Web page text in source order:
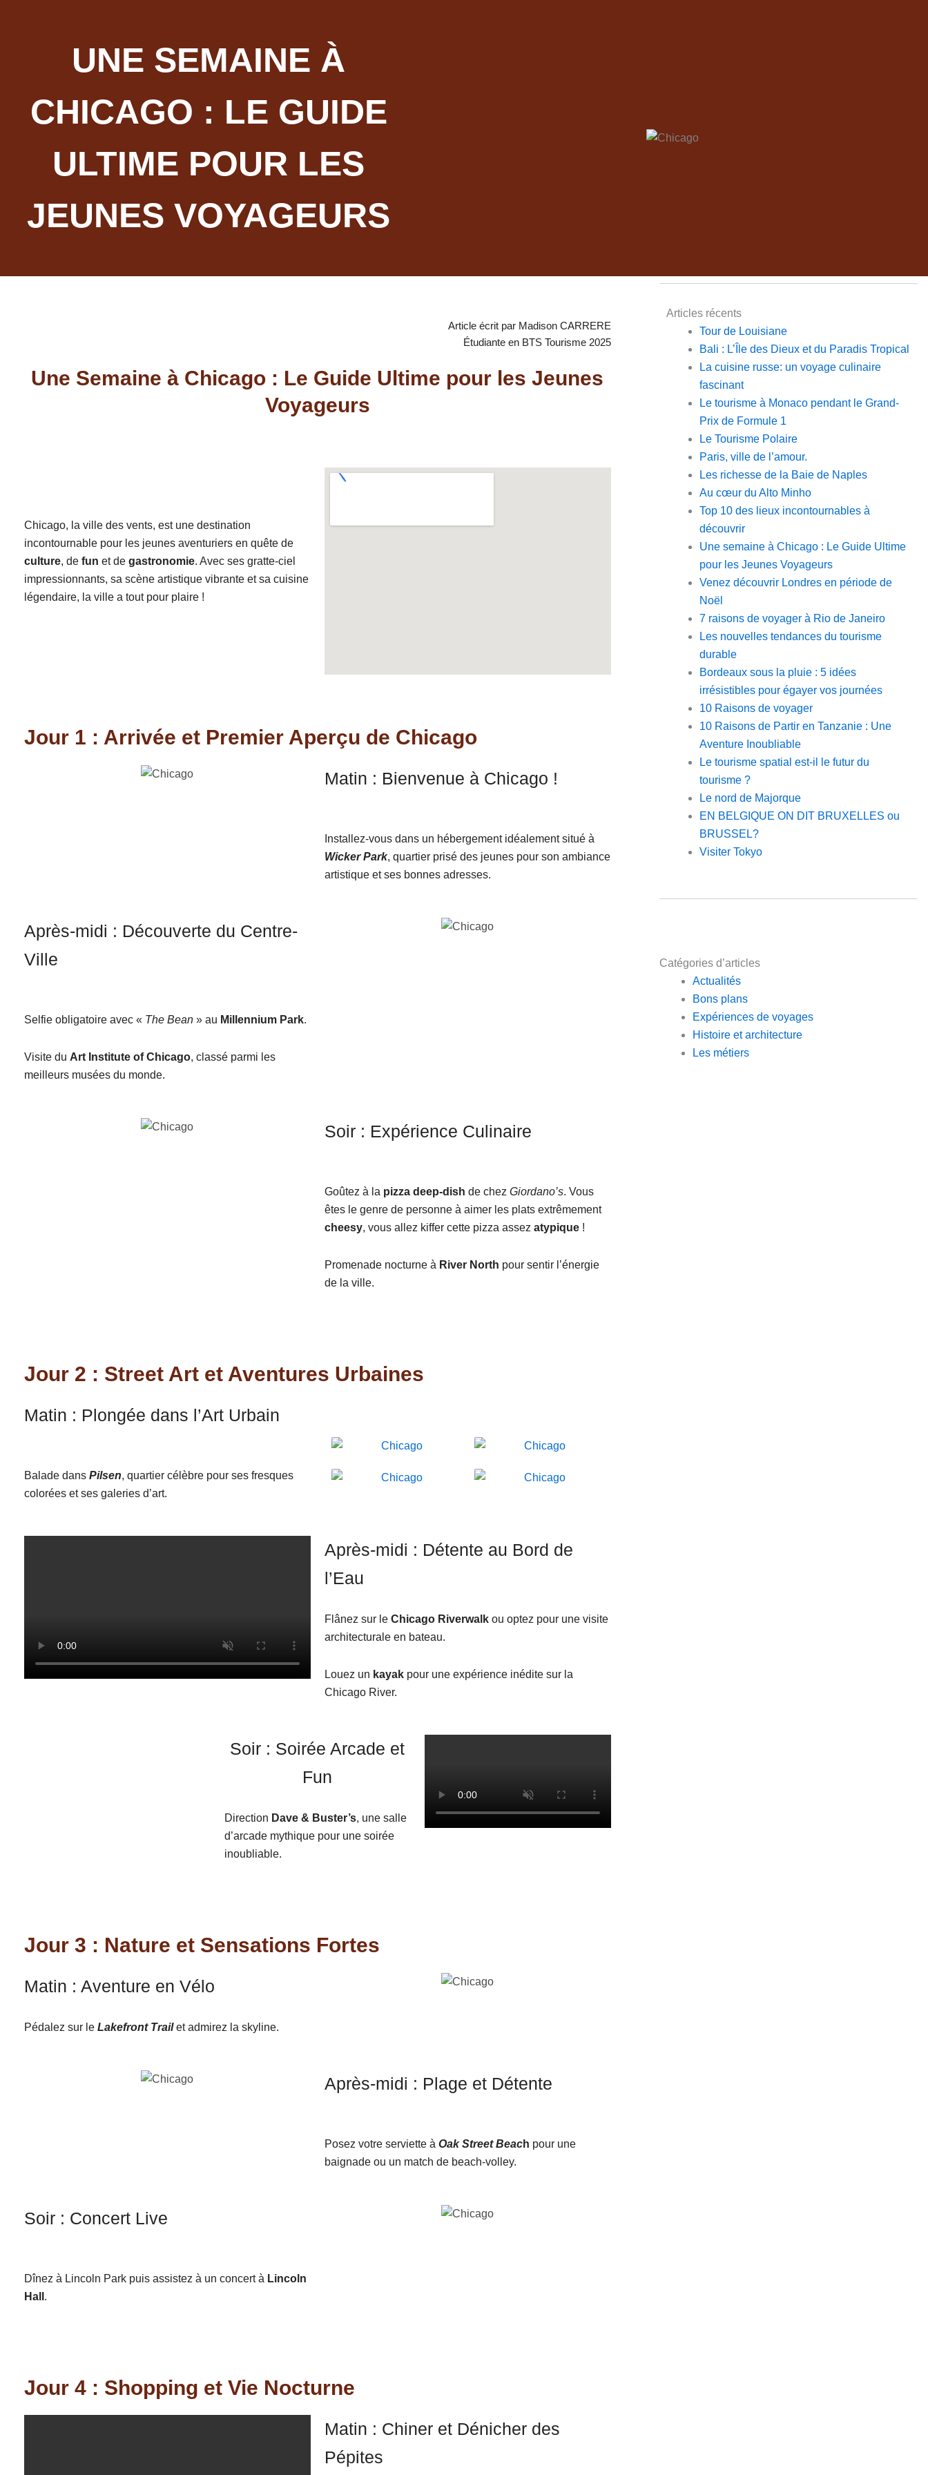
UNE SEMAINE À
CHICAGO : LE GUIDE
ULTIME POUR LES
JEUNES VOYAGEURS
Article écrit par Madison CARRERE
Étudiante en BTS Tourisme 2025
Une Semaine à Chicago : Le Guide Ultime pour les Jeunes
Voyageurs
Chicago, la ville des vents, est une destination
incontournable pour les jeunes aventuriers en quête de
culture, de fun et de gastronomie. Avec ses gratte-ciel
impressionnants, sa scène artistique vibrante et sa cuisine
légendaire, la ville a tout pour plaire !
Jour 1 : Arrivée et Premier Aperçu de Chicago
Matin : Bienvenue à Chicago !
Installez-vous dans un hébergement idéalement situé à
Wicker Park, quartier prisé des jeunes pour son ambiance
artistique et ses bonnes adresses.
Après-midi : Découverte du Centre-
Ville
Selfie obligatoire avec « The Bean » au Millennium Park.
Visite du Art Institute of Chicago, classé parmi les
meilleurs musées du monde.
Soir : Expérience Culinaire
Goûtez à la pizza deep-dish de chez Giordano’s. Vous
êtes le genre de personne à aimer les plats extrêmement
cheesy, vous allez kiffer cette pizza assez atypique!
Promenade nocturne à River North pour sentir l’énergie
de la ville.
Jour 2 : Street Art et Aventures Urbaines
Matin : Plongée dans l’Art Urbain
Balade dans Pilsen, quartier célèbre pour ses fresques
colorées et ses galeries d’art.
Après-midi : Détente au Bord de
l’Eau
Flânez sur le Chicago Riverwalkou optez pour une visite
architecturale en bateau.
Louez un kayakpour une expérience inédite sur la
Chicago River.
Soir : Soirée Arcade et
Fun
Direction Dave & Buster’s, une salle
d’arcade mythique pour une soirée
inoubliable.
Jour 3 : Nature et Sensations Fortes
Matin : Aventure en Vélo
Pédalez sur le Lakefront Trailet admirez la skyline.
Après-midi : Plage et Détente
Posez votre serviette à Oak Street Beach pour une
baignade ou un match de beach-volley.
Soir : Concert Live
Dînez à Lincoln Park puis assistez à un concert à Lincoln
Hall .
Jour 4 : Shopping et Vie Nocturne
Matin : Chiner et Dénicher des
Pépites
Articles récents
Tour de Louisiane
Bali : L’Île des Dieux et du Paradis Tropical
La cuisine russe: un voyage culinaire
fascinant
Le tourisme à Monaco pendant le Grand-
Prix de Formule 1
Le Tourisme Polaire
Paris, ville de l’amour.
Les richesse de la Baie de Naples
Au cœur du Alto Minho
Top 10 des lieux incontournables à
découvrir
Une semaine à Chicago : Le Guide Ultime
pour les Jeunes Voyageurs
Venez découvrir Londres en période de
Noël
7 raisons de voyager à Rio de Janeiro
Les nouvelles tendances du tourisme
durable
Bordeaux sous la pluie : 5 idées
irrésistibles pour égayer vos journées
10 Raisons de voyager
10 Raisons de Partir en Tanzanie : Une
Aventure Inoubliable
Le tourisme spatial est-il le futur du
tourisme ?
Le nord de Majorque
EN BELGIQUE ON DIT BRUXELLES ou
BRUSSEL?
Visiter Tokyo
Catégories d’articles
Actualités
Bons plans
Expériences de voyages
Histoire et architecture
Les métiers